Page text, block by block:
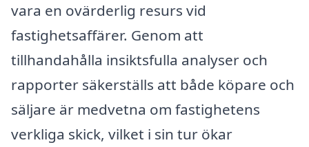
vara en ovärderlig resurs vid
fastighetsaffärer. Genom att
tillhandahålla insiktsfulla analyser och
rapporter säkerställs att både köpare och
säljare är medvetna om fastighetens
verkliga skick, vilket i sin tur ökar